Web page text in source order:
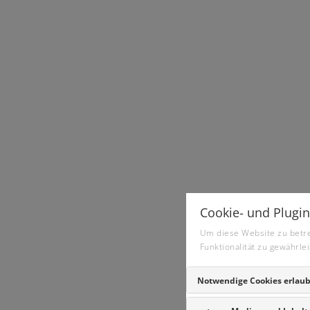
Cookie- und
Um diese Website zu
Funktionalität zu
Notwendige Cookies